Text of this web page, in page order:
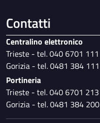
Contatti
Centralino elettronico
Trieste - tel. 040 6701 111
Gorizia - tel. 0481 384 111
Portineria
Trieste - tel. 040 6701 213
Gorizia - tel. 0481 384 200